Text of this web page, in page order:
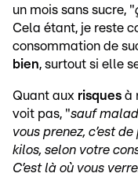
un mois sans sucre, "
Cela étant, je reste
consommation de
bien, surtout si elle
Quant aux risques à
voit pas, "sauf
vous prenez, c’est
kilos, selon votre
C’est là où vous